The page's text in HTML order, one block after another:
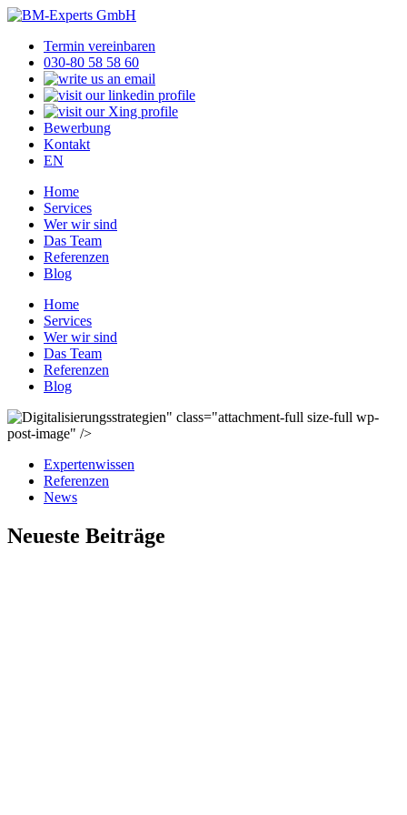
Termin vereinbaren
030-80 58 58 60
Bewerbung
Kontakt
EN
Home
Services
Wer wir sind
Das Team
Referenzen
Blog
Home
Services
Wer wir sind
Das Team
Referenzen
Blog
" class="attachment-full size-full wp-
post-image" />
Expertenwissen
Referenzen
News
Neueste Beiträge